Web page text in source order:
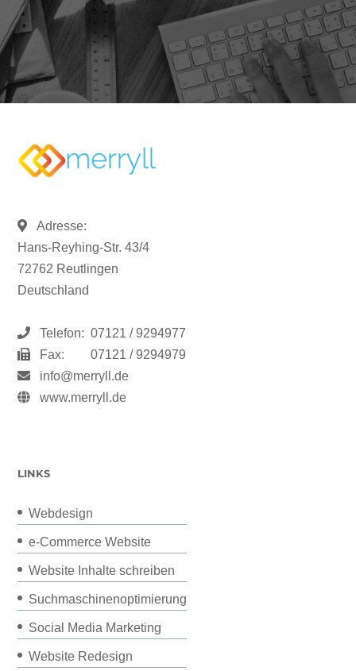
Adresse:
Hans-Reyhing-Str. 43/4
72762 Reutlingen
Deutschland
Telefon: 07121 / 9294977
Fax:
07121 / 9294979
info@merryll.de
www.merryll.de
LINKS
Webdesign
e-Commerce Website
Website Inhalte schreiben
Suchmaschinenoptimierung
Social Media Marketing
Website Redesign